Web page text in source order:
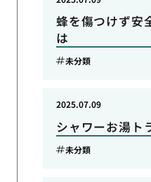
蜂を傷つけず安
は
未分類
シャワーお湯ト
2025.07.09
未分類